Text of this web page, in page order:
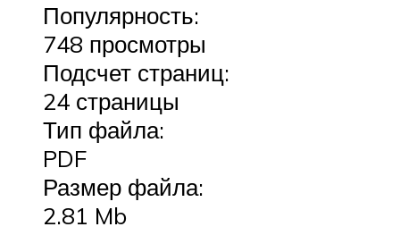
Популярность:
748 просмотры
Подсчет страниц:
24 страницы
Тип файла:
PDF
Размер файла:
2.81 Mb